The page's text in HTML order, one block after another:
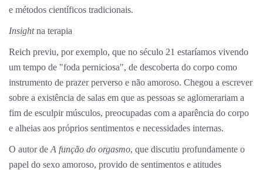
e métodos científicos tradicionais.
Insightna terapia
Reich previu, por exemplo, que no século 21 estaríamos vivendo
um tempo de "foda perniciosa", de descoberta do corpo como
instrumento de prazer perverso e não amoroso. Chegou a escrever
sobre a existência de salas em que as pessoas se aglomerariam a
fim de esculpir músculos, preocupadas com a aparência do corpo
e alheias aos próprios sentimentos e necessidades internas.
O autor de A função do orgasmo, que discutiu profundamente o
papel do sexo amoroso, provido de sentimentos e atitudes